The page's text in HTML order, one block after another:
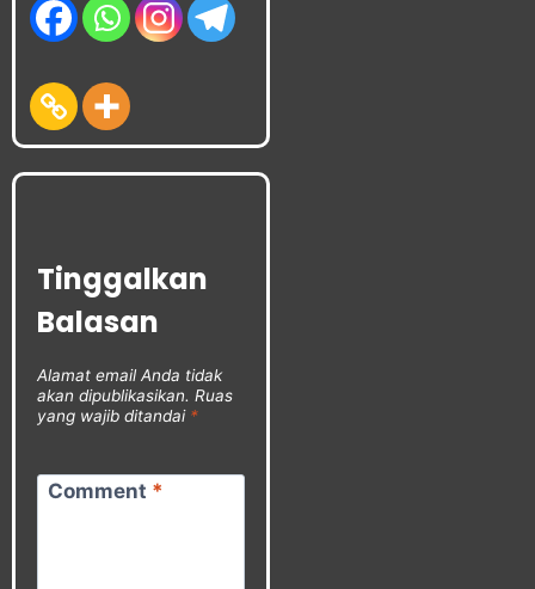
Tinggalkan
Balasan
Alamat email Anda tidak
akan dipublikasikan. Ruas
yang wajib ditandai *
Comment *